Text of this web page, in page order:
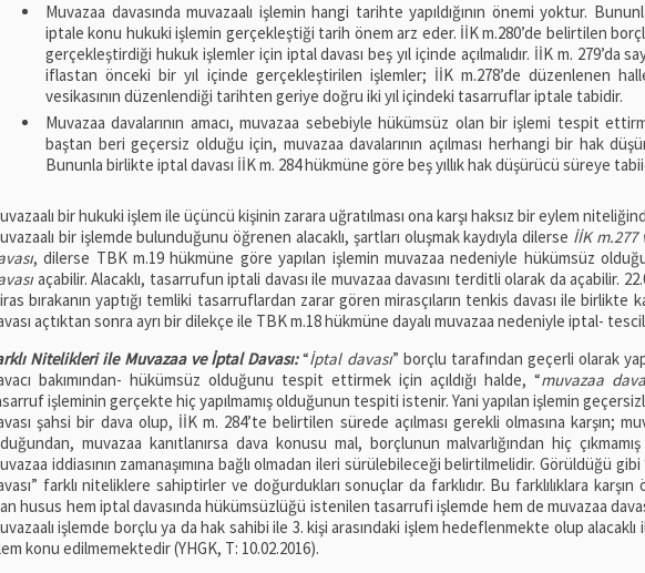
Muvazaa davasında muvazaalı işlemin hangi tarihte yapıldığının önemi yoktur.
iptale konu hukuki işlemin gerçekleştiği tarih önem arz eder. İİK m.280’de belirtilen
gerçekleştirdiği hukuk işlemler için iptal davası beş yıl içinde açılmalıdır. İİK m. 279’da
iflastan önceki bir yıl içinde gerçekleştirilen işlemler; İİK m.278’de düzenlenen
vesikasının düzenlendiği tarihten geriye doğru iki yıl içindeki tasarruflar iptale tabidir.
Muvazaa davalarının amacı, muvazaa sebebiyle hükümsüz olan bir işlemi tespit
baştan beri geçersiz olduğu için, muvazaa davalarının açılması herhangi bir hak
Bununla birlikte iptal davası İİK m. 284 hükmüne göre beş yıllık hak düşürücü süreye
bir hukuki işlem ile üçüncü kişinin zarara uğratılması ona karşı haksız bir eylem
bir işlemde bulunduğunu öğrenen alacaklı, şartları oluşmak kaydıyla dilerse İİK
, dilerse TBK m.19 hükmüne göre yapılan işlemin muvazaa nedeniyle hükümsüz
açabilir. Alacaklı, tasarrufun iptali davası ile muvazaa davasını terditli olarak da açabilir.
bırakanın yaptığı temliki tasarruflardan zarar gören mirasçıların tenkis davası ile birlikte
açtıktan sonra ayrı bir dilekçe ile TBK m.18 hükmüne dayalı muvazaa nedeniyle iptal-
Nitelikleri ile Muvazaa ve İptal Davası:“İptal davası” borçlu tarafından geçerli olarak
bakımından- hükümsüz olduğunu tespit ettirmek için açıldığı halde, “muvazaa
işleminin gerçekte hiç yapılmamış olduğunun tespiti istenir. Yani yapılan işlemin
şahsi bir dava olup, İİK m. 284’te belirtilen sürede açılması gerekli olmasına karşın;
muvazaa kanıtlanırsa dava konusu mal, borçlunun malvarlığından hiç
iddiasının zamanaşımına bağlı olmadan ileri sürülebileceği belirtilmelidir. Görüldüğü gibi
farklı niteliklere sahiptirler ve doğurdukları sonuçlar da farklıdır. Bu farklılıklara
husus hem iptal davasında hükümsüzlüğü istenilen tasarrufi işlemde hem de muvazaa
işlemde borçlu ya da hak sahibi ile 3. kişi arasındaki işlem hedeflenmekte olup alacaklı
konu edilmemektedir (YHGK, T: 10.02.2016).